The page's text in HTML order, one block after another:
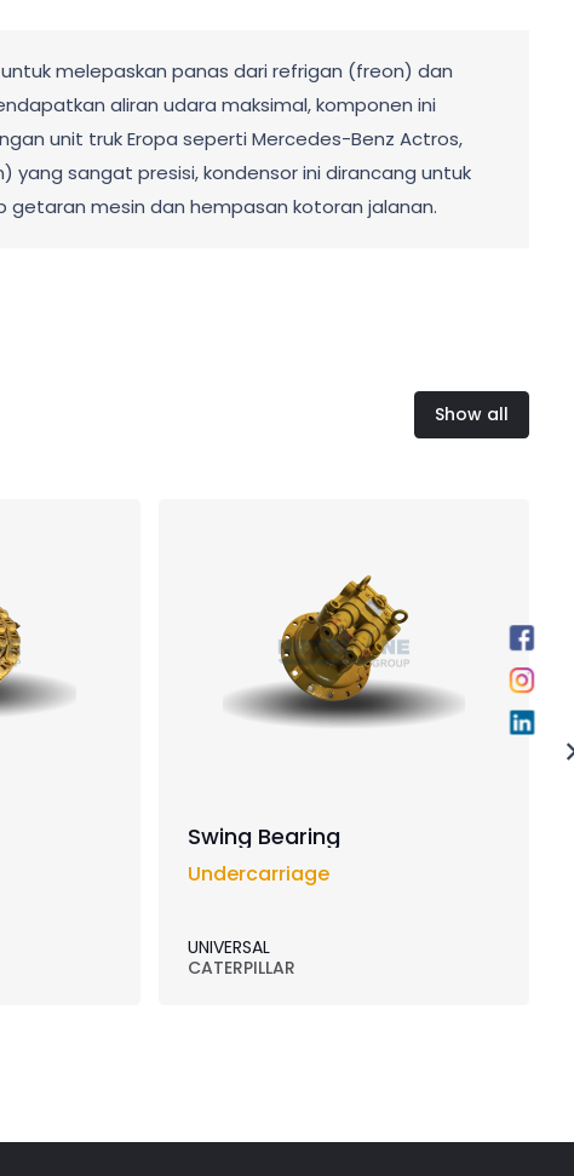
melepaskan panas dari refrigan (freon) dan
aliran udara maksimal, komponen ini
unit truk Eropa seperti Mercedes-Benz Actros,
yang sangat presisi, kondensor ini dirancang untuk
getaran mesin dan hempasan kotoran jalanan.
Show all
Swing Bearing
Undercarriage
UNIVERSAL
CATERPILLAR